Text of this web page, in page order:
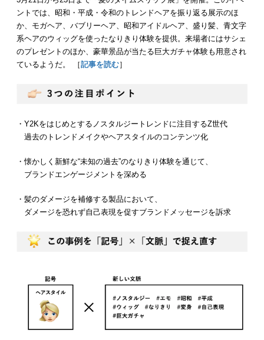
ントでは、昭和・平成・令和のトレンドヘアを振り返る展示のほ
か、モガヘア、バブリーヘア、昭和アイドルヘア、盛り髪、青文字
系ヘアのウィッグを使ったなりきり体験を提供。来場者にはサシェ
のプレゼントのほか、豪華景品が当たる巨大ガチャ体験も用意され
ているようだ。 ［記事を読む］
・Y2Kをはじめとするノスタルジートレンドに注目するZ世代
過去のトレンドメイクやヘアスタイルのコンテンツ化
・懐かしく新鮮な“未知の過去”のなりきり体験を通じて、
ブランドエンゲージメントを深める
・髪のダメージを補修する製品において、
ダメージを恐れず自己表現を促すブランドメッセージを訴求